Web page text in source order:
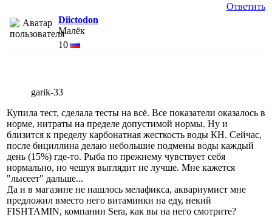
Ответить
Diictodon
Малёк
10
garik-33
Купила тест, сделала тесты на всё. Все показатели оказалось в
норме, нитраты на пределе допустимой нормы. Ну и
близится к пределу карбонатная жесткость воды КН. Сейчас,
после бициллина делаю небольшие подмены воды каждый
день (15%) где-то. Рыба по прежнему чувствует себя
нормально, но чешуя выглядит не лучше. Мне кажется
"лысеет" дальше...
Да и в магазине не нашлось мелафикса, аквариумист мне
предложил вместо него витаминки на еду, некий
FISHTAMIN, компании Sera, как вы на него смотрите?